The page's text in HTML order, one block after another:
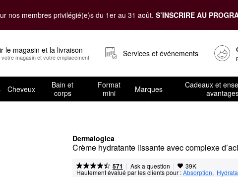
nos membres privilégié(e)s du 1er au 31 août. S’INSCRIRE AU
le magasin et la livraison
magasin et votre emplacement Services et événements
Cheveux
Bain et
corps
Format
mini
Marques
Cadeaux et
Dermalogica
Crème hydratante lissante avec complexe
571 | Ask a question | 39K
Hautement évalué par les clients pour :Absorption,